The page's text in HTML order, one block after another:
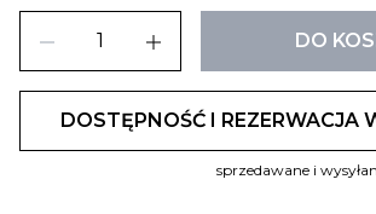
remove add DO
DOSTĘPNOŚĆ I REZERWACJA
sprzedawane i